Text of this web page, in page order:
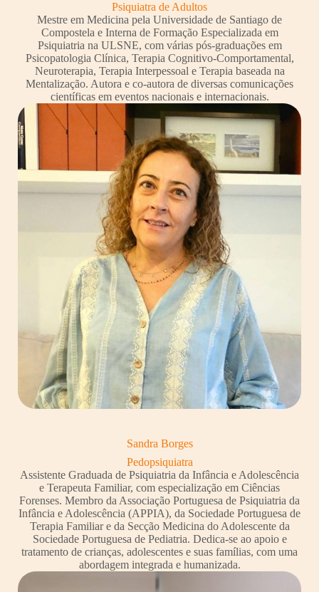
Psiquiatra de Adultos
Mestre em Medicina pela Universidade de Santiago de
Compostela e Interna de Formação Especializada em
Psiquiatria na ULSNE, com várias pós-graduações em
Psicopatologia Clínica, Terapia Cognitivo-Comportamental,
Neuroterapia, Terapia Interpessoal e Terapia baseada na
Mentalização. Autora e co-autora de diversas comunicações
científicas em eventos nacionais e internacionais.
Sandra Borges
Pedopsiquiatra
Assistente Graduada de Psiquiatria da Infância e Adolescência
e Terapeuta Familiar, com especialização em Ciências
Forenses. Membro da Associação Portuguesa de Psiquiatria da
Infância e Adolescência (APPIA), da Sociedade Portuguesa de
Terapia Familiar e da Secção Medicina do Adolescente da
Sociedade Portuguesa de Pediatria. Dedica-se ao apoio e
tratamento de crianças, adolescentes e suas famílias, com uma
abordagem integrada e humanizada.